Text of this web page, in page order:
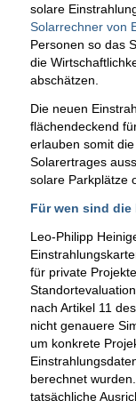
solare
Solarrechner von
Personen so das
die
abschätzen.
Die neuen
flächendeckend
erlauben somit
Solarertrages
solare Parkplätze
Für wen sind
Leo-Philipp
für private
nach Artikel 11
nicht genauere
um konkrete
berechnet
tatsächliche